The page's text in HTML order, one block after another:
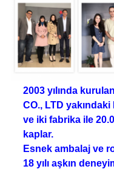
2003 yılında
CO., LTD
ve iki fabrika ile
kaplar.
Esnek ambalaj ve
18 yılı aşkın